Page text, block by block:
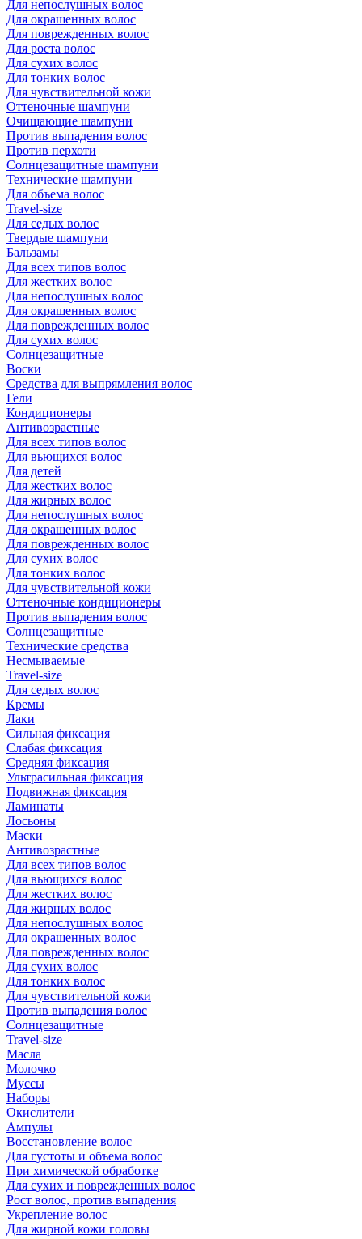
Для непослушных волос
Для окрашенных волос
Для поврежденных волос
Для роста волос
Для сухих волос
Для тонких волос
Для чувствительной кожи
Оттеночные шампуни
Очищающие шампуни
Против выпадения волос
Против перхоти
Солнцезащитные шампуни
Технические шампуни
Для объема волос
Travel-size
Для седых волос
Твердые шампуни
Бальзамы
Для всех типов волос
Для жестких волос
Для непослушных волос
Для окрашенных волос
Для поврежденных волос
Для сухих волос
Солнцезащитные
Воски
Средства для выпрямления волос
Гели
Кондиционеры
Антивозрастные
Для всех типов волос
Для вьющихся волос
Для детей
Для жестких волос
Для жирных волос
Для непослушных волос
Для окрашенных волос
Для поврежденных волос
Для сухих волос
Для тонких волос
Для чувствительной кожи
Оттеночные кондиционеры
Против выпадения волос
Солнцезащитные
Технические средства
Несмываемые
Travel-size
Для седых волос
Кремы
Лаки
Сильная фиксация
Слабая фиксация
Средняя фиксация
Ультрасильная фиксация
Подвижная фиксация
Ламинаты
Лосьоны
Маски
Антивозрастные
Для всех типов волос
Для вьющихся волос
Для жестких волос
Для жирных волос
Для непослушных волос
Для окрашенных волос
Для поврежденных волос
Для сухих волос
Для тонких волос
Для чувствительной кожи
Против выпадения волос
Солнцезащитные
Travel-size
Масла
Молочко
Муссы
Наборы
Окислители
Ампулы
Восстановление волос
Для густоты и объема волос
При химической обработке
Для сухих и поврежденных волос
Рост волос, против выпадения
Укрепление волос
Для жирной кожи головы